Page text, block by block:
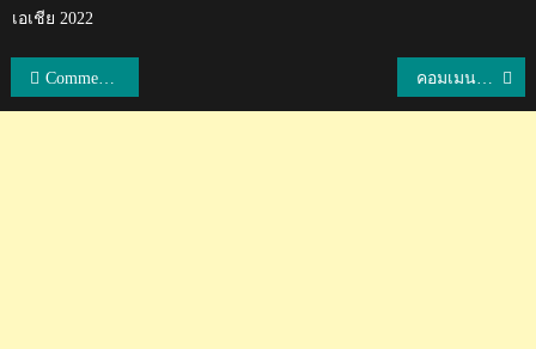
เอเชีย 2022
แนะแนว
Comment ต่างชาติเกี่ยวกับการพบปะเจรจากันระหว่างผู้นำเกาหลีเหนือและเกาหลีใต้ คอมเมนต์แฟนบอลญี่ปุ่นหลังธีรศิลป์ยิงประตูให้ซานเฟรซเซชนะนางาซากิ 2-0